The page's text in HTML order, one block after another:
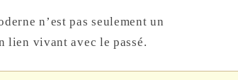
n’est pas seulement un
lien vivant avec le passé.